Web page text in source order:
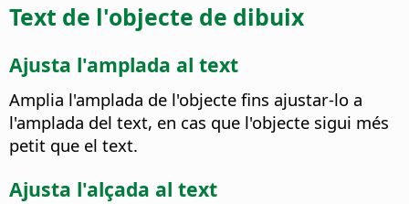
Text de l'objecte de dibuix
Ajusta l'amplada al text
Amplia l'amplada de l'objecte fins ajustar-lo a
l'amplada del text, en cas que l'objecte sigui més
petit que el text.
Ajusta l'alçada al text